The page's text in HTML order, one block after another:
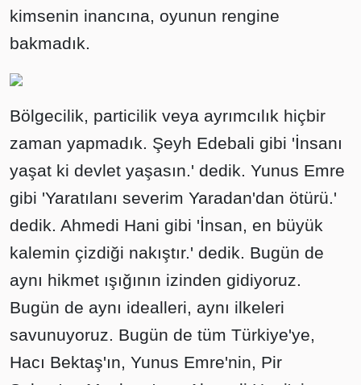
kimsenin inancına, oyunun rengine
bakmadık.
Bölgecilik, particilik veya ayrımcılık hiçbir
zaman yapmadık. Şeyh Edebali gibi 'İnsanı
yaşat ki devlet yaşasın.' dedik. Yunus Emre
gibi 'Yaratılanı severim Yaradan'dan ötürü.'
dedik. Ahmedi Hani gibi 'İnsan, en büyük
kalemin çizdiği nakıştır.' dedik. Bugün de
aynı hikmet ışığının izinden gidiyoruz.
Bugün de aynı idealleri, aynı ilkeleri
savunuyoruz. Bugün de tüm Türkiye'ye,
Hacı Bektaş'ın, Yunus Emre'nin, Pir